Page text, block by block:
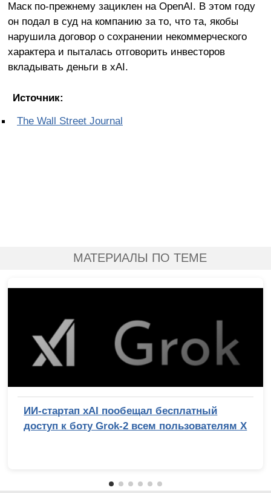
Маск по-прежнему зациклен на OpenAI. В этом году
он подал в суд на компанию за то, что та, якобы
нарушила договор о сохранении некоммерческого
характера и пыталась отговорить инвесторов
вкладывать деньги в xAI.
Источник:
The Wall Street Journal
МАТЕРИАЛЫ ПО ТЕМЕ
ИИ-стартап xAI пообещал бесплатный
доступ к боту Grok-2 всем пользователям X